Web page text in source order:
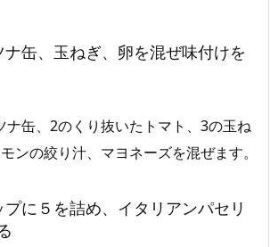
缶、玉ねぎ、卵を混ぜ味付けを
ナ缶、2のくり抜いたトマト、3の玉ね
ンの絞り汁、マヨネーズを混ぜます。
に５を詰め、イタリアンパセリ